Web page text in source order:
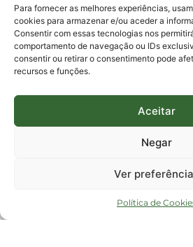
Para fornecer as melhores experiências,
cookies para armazenar e/ou aceder a
Consentir com essas tecnologias nos
comportamento de navegação ou IDs
consentir ou retirar o consentimento pode
recursos e funções.
Aceitar
Negar
Ver
Política de
Para assuntos relacionados à
pesquisa@fapesc.sc.gov.br
Para assuntos relacionados à
inovacao@fapesc.sc.gov.br
Para assuntos relacionados à Bolsas
bolsas@fapesc.sc.gov.br
Para assuntos relacionados à
Para assuntos relacionados à
plataforma@fapesc.sc.gov.br
Jair Artur da Silva
km 01, Módulo 12A, Edifício Fapesc /